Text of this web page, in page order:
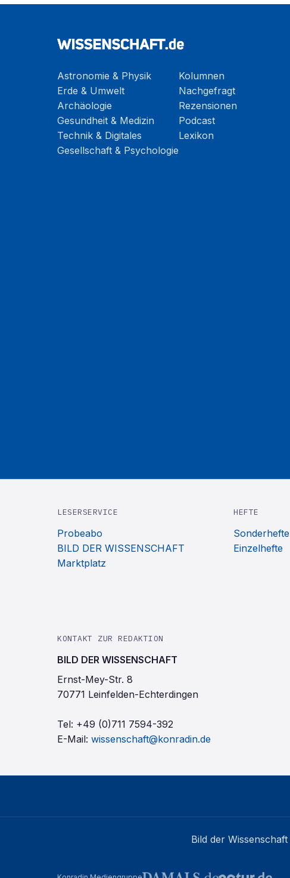
Astronomie & Physik
Erde & Umwelt
Archäologie
Gesundheit & Medizin
Technik & Digitales
Gesellschaft & Psychologie
Kolumnen
Nachgefragt
Rezensionen
Podcast
Lexikon
LESERSERVICE
Probeabo
BILD DER WISSENSCHAFT
Marktplatz
HEFTE
Sonderhefte
Einzelhefte
KONTAKT ZUR REDAKTION
BILD DER WISSENSCHAFT
Ernst-Mey-Str. 8
70771 Leinfelden-Echterdingen
Tel: +49 (0)711 7594-392
E-Mail: wissenschaft@konradin.de
Bild der Wissenschaft